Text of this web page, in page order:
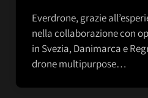
Everdrone, grazie
nella collaborazione con
in Svezia, Danimarca e
drone multipurpose…